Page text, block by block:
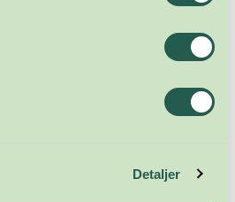
Detaljer